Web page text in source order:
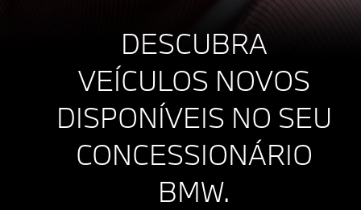
DESCUBRA
VEÍCULOS NOVOS
DISPONÍVEIS NO SEU
CONCESSIONÁRIO
BMW.